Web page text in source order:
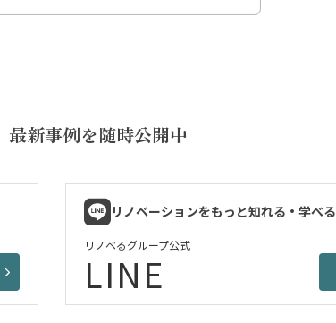
最新事例を随時公開中
リノベーションをもっと知れる・学べる
リノベるグループ公式
LINE